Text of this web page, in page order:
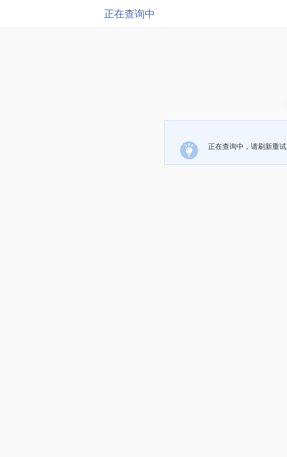
正在查询中
正在查询中，请刷新重试